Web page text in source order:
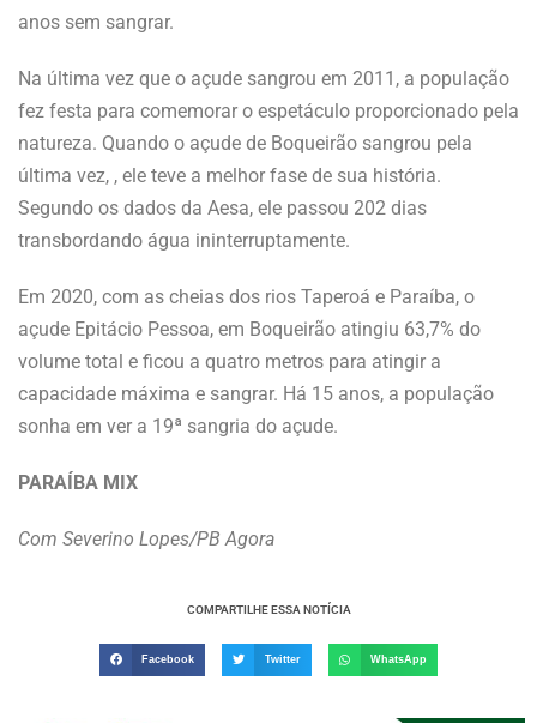
anos sem sangrar.
Na última vez que o açude sangrou em 2011, a população
fez festa para comemorar o espetáculo proporcionado pela
natureza. Quando o açude de Boqueirão sangrou pela
última vez, , ele teve a melhor fase de sua história.
Segundo os dados da Aesa, ele passou 202 dias
transbordando água ininterruptamente.
Em 2020, com as cheias dos rios Taperoá e Paraíba, o
açude Epitácio Pessoa, em Boqueirão atingiu 63,7% do
volume total e ficou a quatro metros para atingir a
capacidade máxima e sangrar. Há 15 anos, a população
sonha em ver a 19ª sangria do açude.
PARAÍBA MIX
Com Severino Lopes/PB Agora
COMPARTILHE ESSA NOTÍCIA
Facebook Twitter WhatsApp